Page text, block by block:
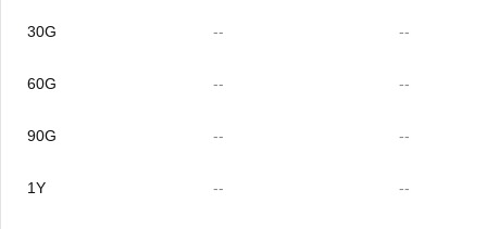
30G -- --
60G -- --
90G -- --
1Y -- --